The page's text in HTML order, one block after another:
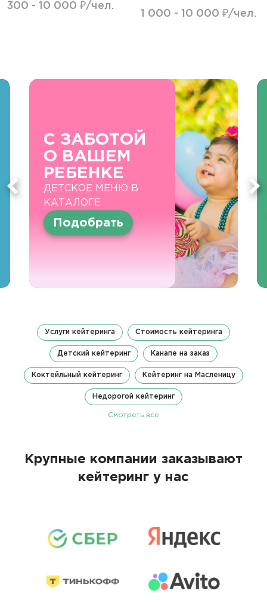
300 - 10 000 ₽/чел.
1 000 - 10 000 ₽/чел.
С ЗАБОТОЙ
О ВАШЕМ
РЕБЕНКЕ
ДЕТСКОЕ МЕНЮ В
КАТАЛОГЕ
Подобрать
Услуги кейтеринга Стоимость кейтеринга
Детский кейтеринг Канапе на заказ
Коктейльный кейтеринг Кейтеринг на Масленицу
Недорогой кейтеринг
Смотреть все
Крупные компании заказывают
кейтеринг у нас